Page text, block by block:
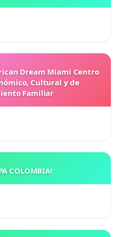
Dream Miami Centro
Cultural y de
Familiar
COLOMBIA!